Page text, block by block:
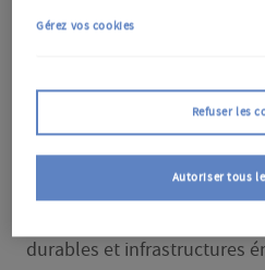
beaucoup plus large de
en quatre grandes
durables et infrastructures
Refuser les
Autoriser tous
Gérez vos cookies